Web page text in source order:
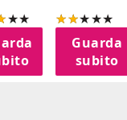
Guarda
subito